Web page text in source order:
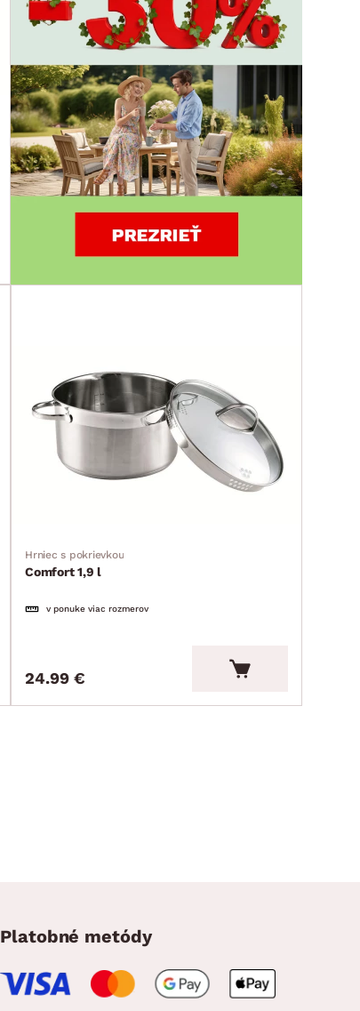
Hrniec s pokrievkou
Comfort 1,9 l
v ponuke viac rozmerov
24.99 €
Platobné metódy